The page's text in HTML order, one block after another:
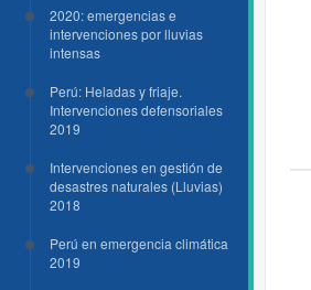
2020: emergencias e
intervenciones por lluvias
intensas
Perú: Heladas y friaje.
Intervenciones defensoriales
2019
Intervenciones en gestión de
desastres naturales (Lluvias)
2018
Perú en emergencia climática
2019